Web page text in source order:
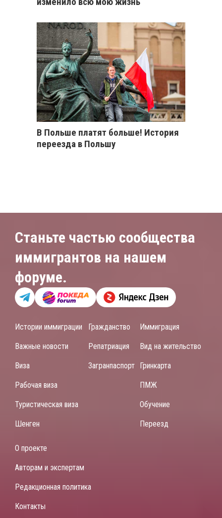
В Польше платят больше! История
переезда в Польшу
Станьте частью сообщества
иммигрантов на нашем
форуме.
Истории иммиграции
Важные новости
Виза
Рабочая виза
Туристическая виза
Шенген
Гражданство
Репатриация
Загранпаспорт
Иммиграция
Вид на жительство
Гринкарта
ПМЖ
Обучение
Переезд
О проекте
Авторам и экспертам
Редакционная политика
Контакты